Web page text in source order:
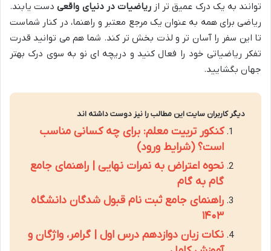
توانند به یک درک عمیق تر ازریاضیات در دنیای واقعیدست یابند.
ریاضی برای همه به عنوان یک مرجع معتبر و راهنما، در کنار شماست
تا این سفر را آسان تر و لذت بخش تر کند. شما هم می توانید قدرت
تفکر ریاضیاتی خود را فعال کنید و دریچه ای نو به سوی درک بهتر
جهان بگشایید.
دیگر کاربران سایت این مطالب را نیز دوست داشته اند
کنکور تربیت معلم: برای چه کسانی مناسب
است؟ (شرایط ورود)
نحوه اعتراض به نمرات نهایی | راهنمای جامع
گام به گام
راهنمای جامع ثبت نام قبول شدگان دانشگاه
۱۴۰۳
نکات زبان دوازدهم درس اول | گرامر، واژگان و